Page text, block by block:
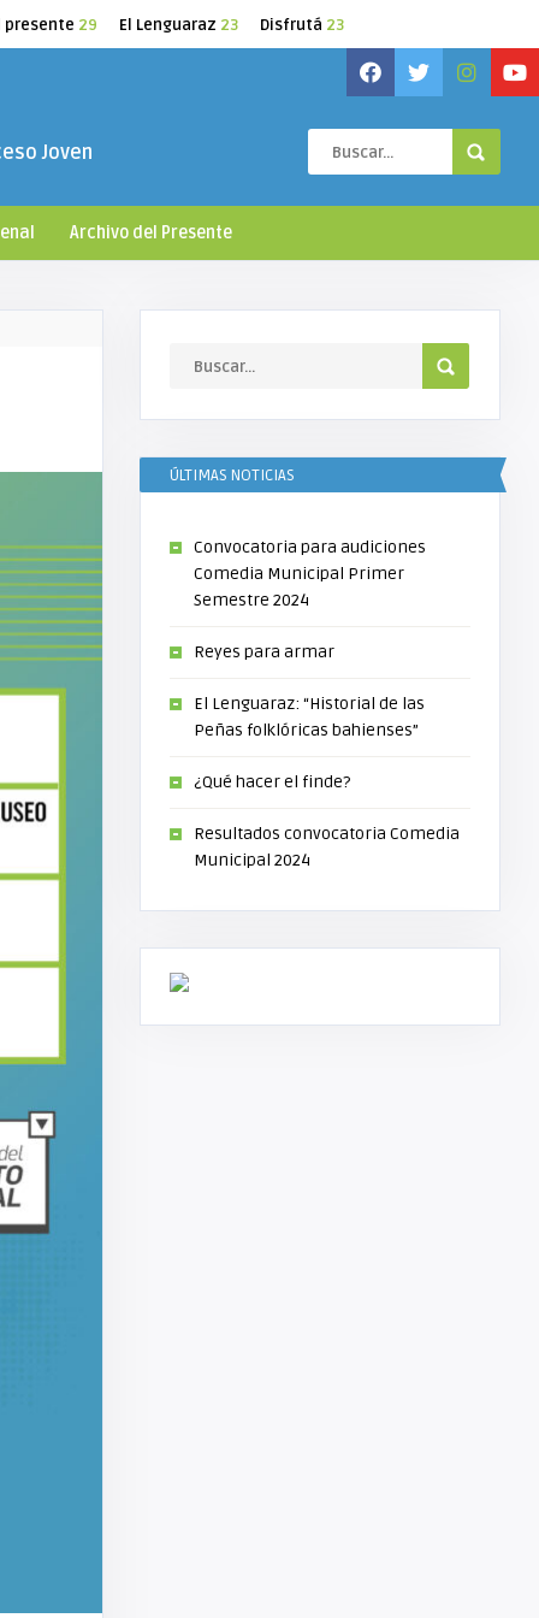
presente 29 El Lenguaraz 23 Disfrutá 23
Joven
Archivo del Presente
ÚLTIMAS NOTICIAS
Convocatoria para audiciones
Comedia Municipal Primer
Semestre 2024
Reyes para armar
El Lenguaraz: “Historial de las
Peñas folklóricas bahienses”
¿Qué hacer el finde?
Resultados convocatoria Comedia
Municipal 2024